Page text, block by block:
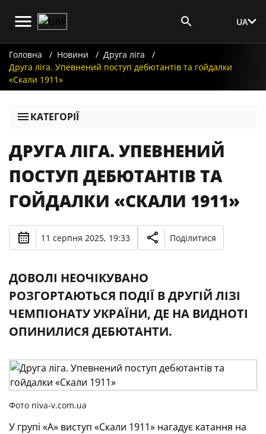
UA
Головна Новини
Друга ліга
Друга ліга. Упевнений поступ дебютантів та гойдалки
«Скали 1911»
КАТЕГОРІЇ
ДРУГА ЛІГА. УПЕВНЕНИЙ
ПОСТУП ДЕБЮТАНТІВ ТА
ГОЙДАЛКИ «СКАЛИ 1911»
11 серпня 2025, 19:33 Поділитися
ДОВОЛІ НЕОЧІКУВАНО
РОЗГОРТАЮТЬСЯ ПОДІЇ В ДРУГІЙ ЛІЗІ
ЧЕМПІОНАТУ УКРАЇНИ, ДЕ НА ВИДНОТІ
ОПИНИЛИСЯ ДЕБЮТАНТИ.
Фото niva-v.com.ua
У групі «А» виступ «Скали 1911» нагадує катання на